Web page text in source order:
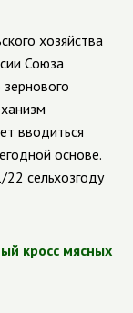
хозяйства
Союза
вводиться
основе.
сельхозгоду
кросс мясных